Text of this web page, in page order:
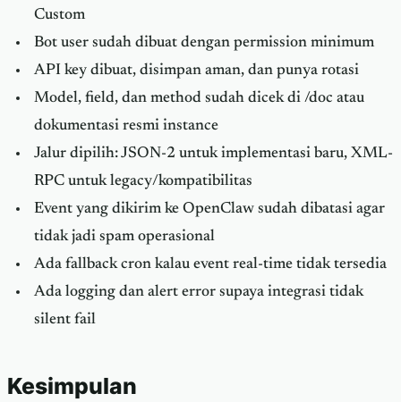
Custom
Bot user sudah dibuat dengan permission minimum
API key dibuat, disimpan aman, dan punya rotasi
Model, field, dan method sudah dicek di /doc atau
dokumentasi resmi instance
Jalur dipilih: JSON-2 untuk implementasi baru, XML-
RPC untuk legacy/kompatibilitas
Event yang dikirim ke OpenClaw sudah dibatasi agar
tidak jadi spam operasional
Ada fallback cron kalau event real-time tidak tersedia
Ada logging dan alert error supaya integrasi tidak
silent fail
Kesimpulan